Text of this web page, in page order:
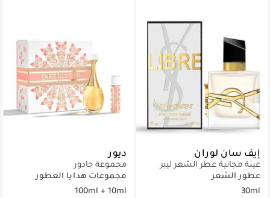
إيف سان لوران
عينة مجانية عطر الشعر ليبر
سان لوران 30 مل
عطور الشعر
30ml
ديور
مجموعة جادور
مجموعات هدايا العطور
للنساء
100ml + 10ml